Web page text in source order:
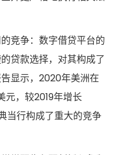
竞争：数字借贷平台的
贷款选择，对其构成了
显示，2020年美洲在
元，较2019年增长
当行构成了重大的竞争